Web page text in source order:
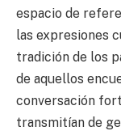
espacio de
las expresiones
tradición de los
de aquellos
conversación
transmitían de